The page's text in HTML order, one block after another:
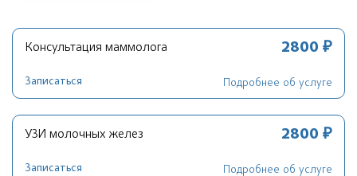
Консультация маммолога 2800 ₽
Записаться Подробнее об услуге
УЗИ молочных желез 2800 ₽
Записаться Подробнее об услуге